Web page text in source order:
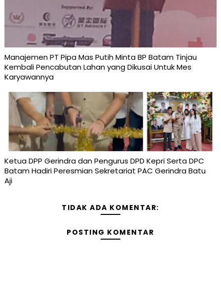
Manajemen PT Pipa Mas Putih Minta BP Batam Tinjau
Kembali Pencabutan Lahan yang Dikusai Untuk Mes
Karyawannya
Ketua DPP Gerindra dan Pengurus DPD Kepri Serta DPC
Batam Hadiri Peresmian Sekretariat PAC Gerindra Batu
Aji
TIDAK ADA KOMENTAR:
POSTING KOMENTAR